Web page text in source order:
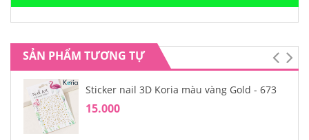
SẢN PHẨM TƯƠNG TỰ
Sticker nail 3D Koria màu vàng Gold - 673
15.000